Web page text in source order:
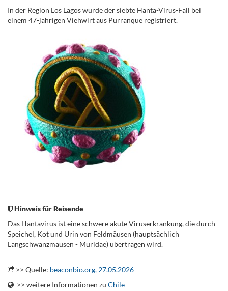
In der Region Los Lagos wurde der siebte Hanta-Virus-Fall bei
einem 47-jährigen Viehwirt aus Purranque registriert.
Hinweis für Reisende
Das Hantavirus ist eine schwere akute Viruserkrankung, die durch
Speichel, Kot und Urin von Feldmäusen (hauptsächlich
Langschwanzmäusen - Muridae) übertragen wird.
>> Quelle: beaconbio.org, 27.05.2026
>> weitere Informationen zu Chile